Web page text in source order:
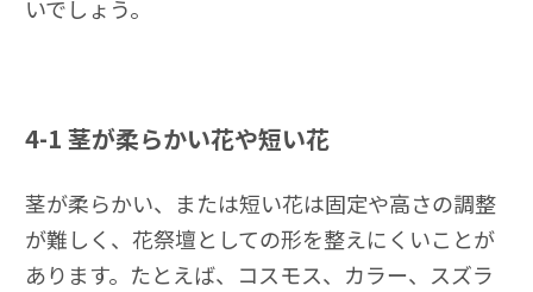
いでしょう。
4-1 茎が柔らかい花や短い花
茎が柔らかい、または短い花は固定や高さの調整
が難しく、花祭壇としての形を整えにくいことが
あります。たとえば、コスモス、カラー、スズラ